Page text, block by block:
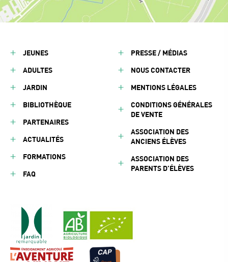
JEUNES
ADULTES
JARDIN
BIBLIOTHÈQUE
PARTENAIRES
ACTUALITÉS
FORMATIONS
FAQ
PRESSE / MÉDIAS
NOUS CONTACTER
MENTIONS LÉGALES
CONDITIONS GÉNÉRALES
DE VENTE
ASSOCIATION DES
ANCIENS ÉLÈVES
ASSOCIATION DES
PARENTS D’ÉLÈVES